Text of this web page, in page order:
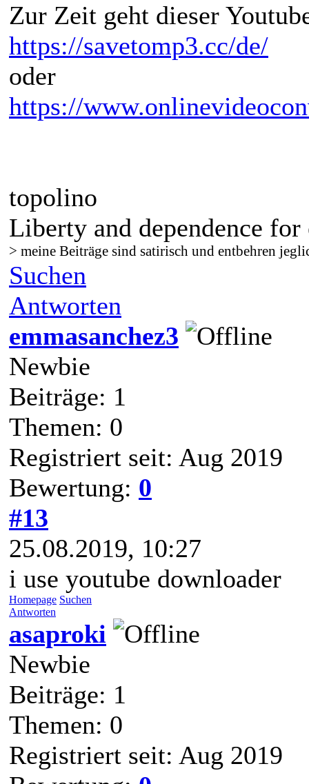
Zur Zeit geht dieser
https://savetomp3.cc/de/
oder
https://
topolino
Liberty and dependence for
> meine Beiträge sind satirisch und entbehren
Suchen
Antworten
emmasanchez3
Newbie
Beiträge: 1
Themen: 0
Registriert seit: Aug 2019
Bewertung: 0
#13
25.08.2019, 10:27
i use youtube downloader
Homepage Suchen
Antworten
asaproki
Newbie
Beiträge: 1
Themen: 0
Registriert seit: Aug 2019